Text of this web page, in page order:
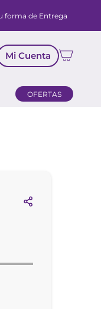
forma de Entrega
Mi Cuenta
OFERTAS